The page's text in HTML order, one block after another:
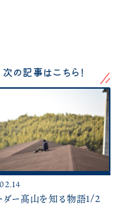
次の記事はこちら！
ダー髙山を知る物語1/2